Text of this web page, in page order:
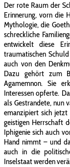
Der rote Raum der
Erinnerung, vorn die
Mythologie, die
schreckliche
entwickelt diese
traumatischen
auch von den
Dazu gehört zum
Agamemnon. Sie
Interessen opferte.
als Gestrandete, nun
emanzipiert sich
geistigen Herrschaft
Iphigenie sich auch
Hand nimmt – und
auch in die
Inselstaat werden